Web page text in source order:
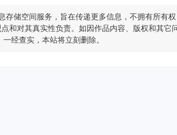
存储空间服务，旨在传递更多信息，不拥有所有
和对其真实性负责。如因作品内容、版权和其它
一经查实，本站将立刻删除。